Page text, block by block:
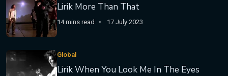
Lirik More Than That
14 mins read 17 July 2023
Global
Lirik When You Look Me In The Eyes